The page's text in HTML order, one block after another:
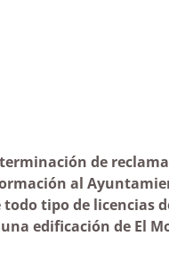
de
al
todo tipo de licencias
edificación de El